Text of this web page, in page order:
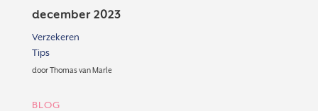
december 2023
Verzekeren
Tips
doorThomas van Marle
BLOG